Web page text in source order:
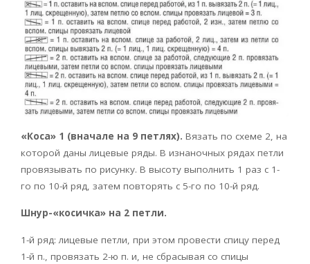
«Коса» 1 (вначале на 9 петлях). Вязать по схеме 2, на
которой даны лицевые ряды. В изнаночных рядах петли
провязывать по рисунку. В высоту выполнить 1 раз с 1-
го по 10-й ряд, затем повторять с 5-го по 10-й ряд.
Шнур-«косичка» на 2 петли.
1-й ряд: лицевые петли, при этом провести спицу перед
1-й п., провязать 2-ю п. и, не сбрасывая со спицы